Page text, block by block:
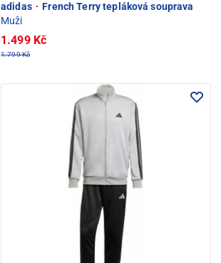
adidas · French Terry tepláková souprava
Muži
1.499 Kč
1.799 Kč